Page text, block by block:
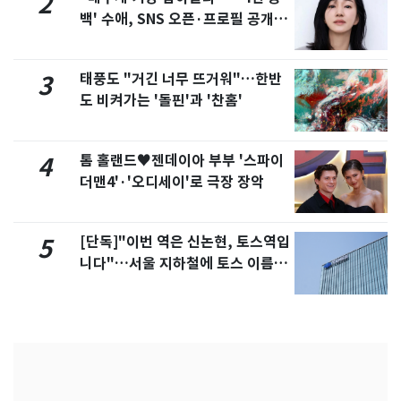
백' 수애, SNS 오픈·프로필 공개
3
태풍도 "거긴 너무 뜨거워"…한반
도 비켜가는 '돌핀'과 '찬홈'
4
톰 홀랜드♥젠데이아 부부 '스파이
더맨4'·'오디세이'로 극장 장악
5
[단독]"이번 역은 신논현, 토스역입
니다"…서울 지하철에 토스 이름